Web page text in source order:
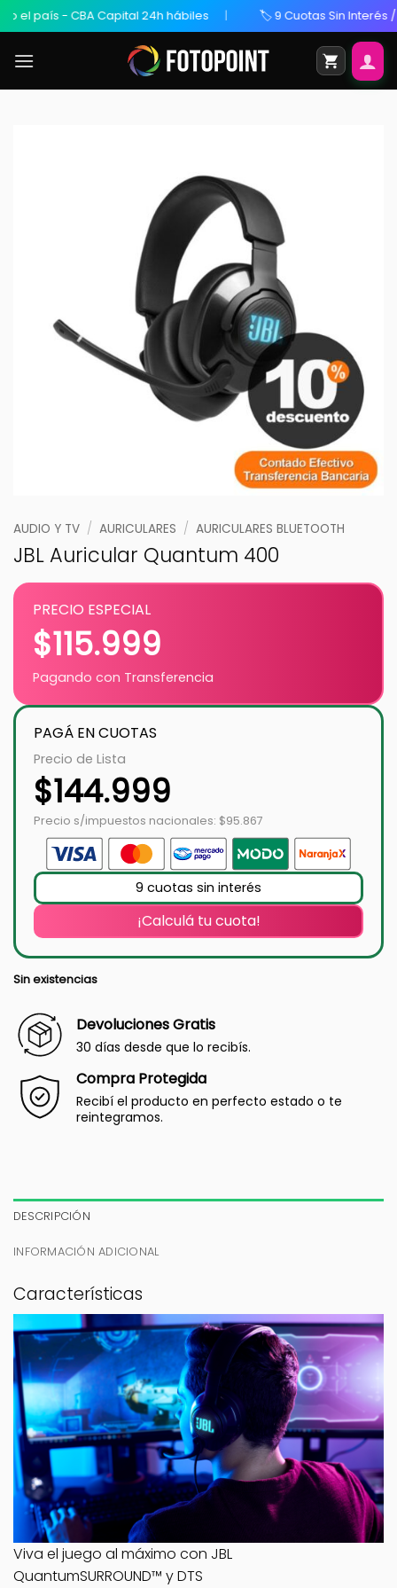
Capital 24h hábiles 🏷️ 9 Cuotas Sin Interés / 20% OFF
AUDIO Y TV / AURICULARES / AURICULARES BLUETOOTH
JBL Auricular Quantum 400
PRECIO ESPECIAL
$115.999
Pagando con Transferencia
PAGÁ EN CUOTAS
Precio de Lista
$144.999
Precio s/impuestos nacionales: $95.867
9 cuotas sin interés
¡Calculá tu cuota!
Sin existencias
Devoluciones Gratis
30 días desde que lo recibís.
Compra Protegida
Recibí el producto en perfecto estado o te
reintegramos.
DESCRIPCIÓN
INFORMACIÓN ADICIONAL
Características
Viva el juego al máximo con JBL
QuantumSURROUND™ y DTS